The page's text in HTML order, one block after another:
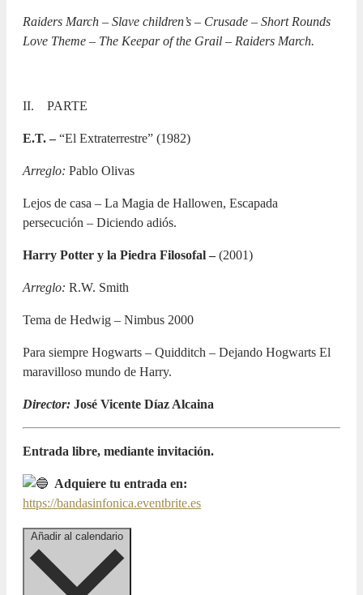
Raiders March – Slave children’s – Crusade – Short Rounds
Love Theme – The Keepar of the Grail – Raiders March.
II. PARTE
E.T. – “El Extraterrestre” (1982)
Arreglo: Pablo Olivas
Lejos de casa – La Magia de Hallowen, Escapada
persecución – Diciendo adiós.
Harry Potter y la Piedra Filosofal – (2001)
Arreglo: R.W. Smith
Tema de Hedwig – Nimbus 2000
Para siempre Hogwarts – Quidditch – Dejando Hogwarts El
maravilloso mundo de Harry.
Director: José Vicente Díaz Alcaina
Entrada libre, mediante invitación.
Adquiere tu entrada en:
https://bandasinfonica.eventbrite.es